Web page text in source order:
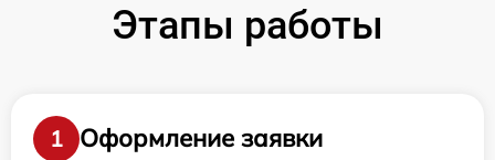
Этапы работы
1
Оформление заявки